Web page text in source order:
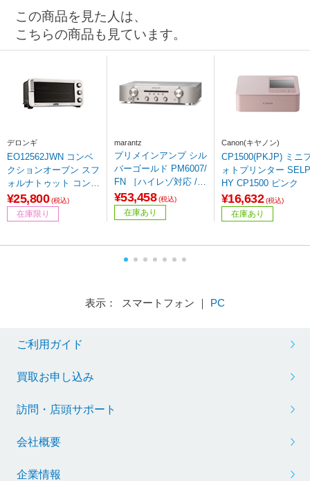
この商品を見た人は、
こちらの商品も見ています。
デロンギ
EO12562JWN コンベ
クションオーブン スフ
ォルナトゥット コンベ
クションオーブン 【8
64】
¥25,800 (税込)
在庫限り
marantz
プリメインアンプ シル
バーゴールド PM6007/
FN ［ハイレゾ対応 /D
AC機能対応］
¥53,458 (税込)
在庫あり
Canon(キヤノン)
CP1500(PKJP) ミニ
ォトプリンター SELP
HY CP1500 ピンク
¥16,632 (税込)
在庫あり
表示： スマートフォン ｜ PC
ご利用ガイド
買取お申し込み
訪問・店頭サポート
会社概要
企業情報